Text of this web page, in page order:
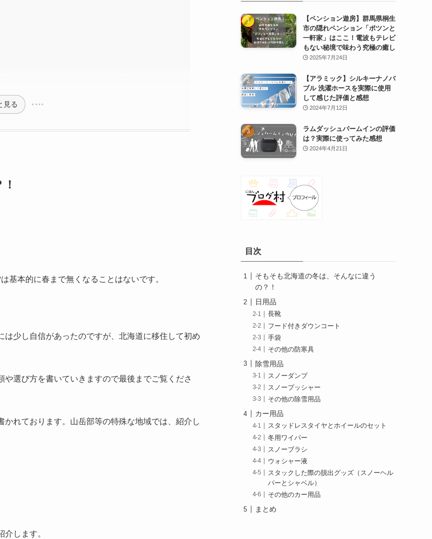
見る
基本的に春まで無くなることはないです。
少し自信があったのですが、北海道に移住して初め
選び方を書いていきますので最後までご覧くださ
れております。山岳部等の特殊な地域では、紹介し
します。
【ペンション遊房】群馬県桐生
市の隠れペンション「ポツンと
一軒家」はここ！電波もテレビ
もない秘境で味わう究極の癒し
2025年7月24日
【アラミック】シルキーナノバ
ブル 洗濯ホースを実際に使用
して感じた評価と感想
2024年7月12日
ラムダッシュパームインの評価
は？実際に使ってみた感想
2024年4月21日
目次
そもそも北海道の冬は、そんなに違う
の？！
日用品
長靴
フード付きダウンコート
手袋
その他の防寒具
除雪用品
スノーダンプ
スノープッシャー
その他の除雪用品
カー用品
スタッドレスタイヤとホイールのセット
冬用ワイパー
スノーブラシ
ウォシャー液
スタックした際の脱出グッズ（スノーヘル
パーとシャベル）
その他のカー用品
まとめ